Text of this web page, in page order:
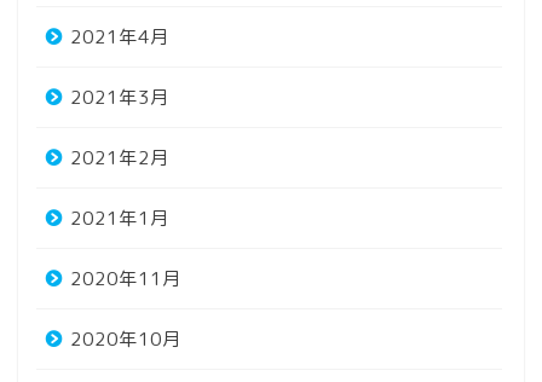
2021年4月
2021年3月
2021年2月
2021年1月
2020年11月
2020年10月